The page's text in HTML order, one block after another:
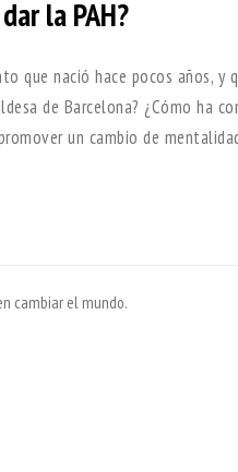
la PAH?
que nació hace pocos años, y
de Barcelona? ¿Cómo ha
un cambio de
cambiar el mundo.